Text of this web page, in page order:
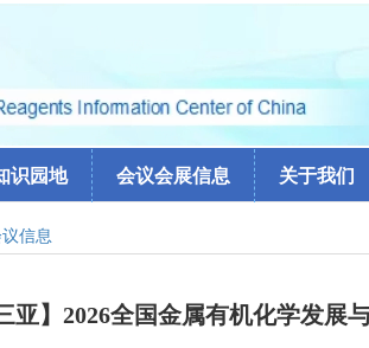
识园地 会议会展信息 关于我们
信息
三亚】2026全国金属有机化学发展